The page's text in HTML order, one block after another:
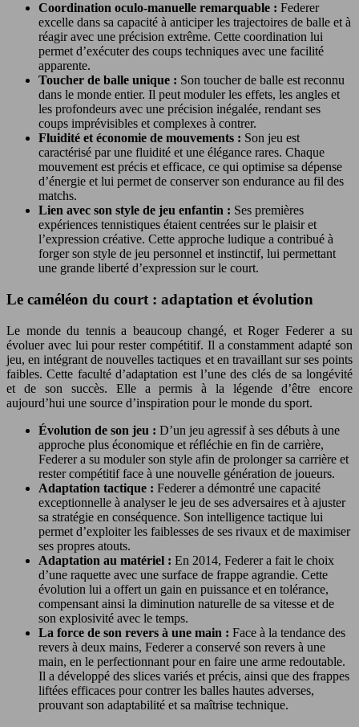
Coordination oculo-manuelle remarquable : Federer
excelle dans sa capacité à anticiper les trajectoires de balle et à
réagir avec une précision extrême. Cette coordination lui
permet d’exécuter des coups techniques avec une facilité
apparente.
Toucher de balle unique : Son toucher de balle est reconnu
dans le monde entier. Il peut moduler les effets, les angles et
les profondeurs avec une précision inégalée, rendant ses
coups imprévisibles et complexes à contrer.
Fluidité et économie de mouvements : Son jeu est
caractérisé par une fluidité et une élégance rares. Chaque
mouvement est précis et efficace, ce qui optimise sa dépense
d’énergie et lui permet de conserver son endurance au fil des
matchs.
Lien avec son style de jeu enfantin : Ses premières
expériences tennistiques étaient centrées sur le plaisir et
l’expression créative. Cette approche ludique a contribué à
forger son style de jeu personnel et instinctif, lui permettant
une grande liberté d’expression sur le court.
Le caméléon du court : adaptation et évolution
Le monde du tennis a beaucoup changé, et Roger Federer a su
évoluer avec lui pour rester compétitif. Il a constamment adapté son
jeu, en intégrant de nouvelles tactiques et en travaillant sur ses points
faibles. Cette faculté d’adaptation est l’une des clés de sa longévité
et de son succès. Elle a permis à la légende d’être encore
aujourd’hui une source d’inspiration pour le monde du sport.
Évolution de son jeu : D’un jeu agressif à ses débuts à une
approche plus économique et réfléchie en fin de carrière,
Federer a su moduler son style afin de prolonger sa carrière et
rester compétitif face à une nouvelle génération de joueurs.
Adaptation tactique : Federer a démontré une capacité
exceptionnelle à analyser le jeu de ses adversaires et à ajuster
sa stratégie en conséquence. Son intelligence tactique lui
permet d’exploiter les faiblesses de ses rivaux et de maximiser
ses propres atouts.
Adaptation au matériel : En 2014, Federer a fait le choix
d’une raquette avec une surface de frappe agrandie. Cette
évolution lui a offert un gain en puissance et en tolérance,
compensant ainsi la diminution naturelle de sa vitesse et de
son explosivité avec le temps.
La force de son revers à une main : Face à la tendance des
revers à deux mains, Federer a conservé son revers à une
main, en le perfectionnant pour en faire une arme redoutable.
Il a développé des slices variés et précis, ainsi que des frappes
liftées efficaces pour contrer les balles hautes adverses,
prouvant son adaptabilité et sa maîtrise technique.